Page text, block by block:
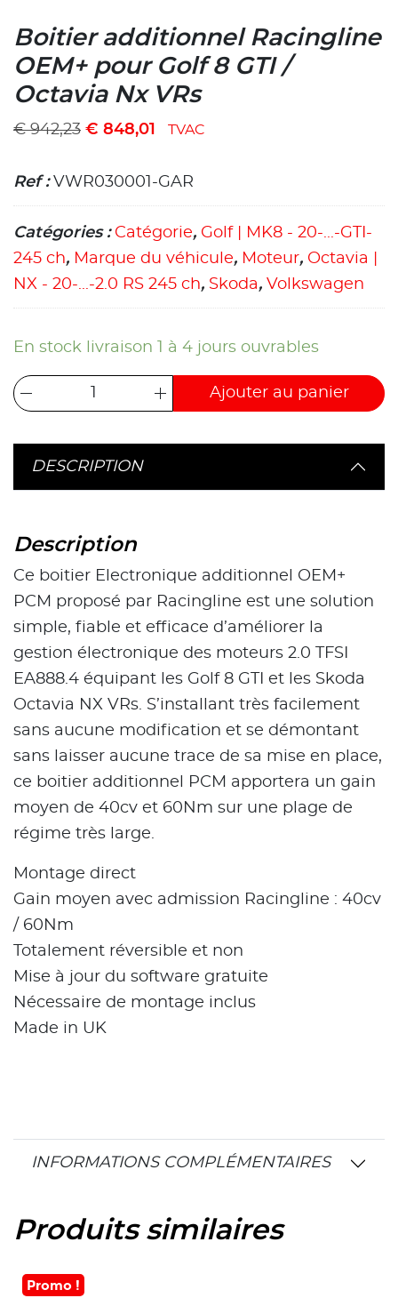
Boitier additionnel Racingline
OEM+ pour Golf 8 GTI /
Octavia Nx VRs
€942,23 € 848,01 TVAC
Ref :VWR030001-GAR
Catégories : Catégorie, Golf | MK8 - 20-...-GTI-
245 ch, Marque du véhicule, Moteur, Octavia |
NX - 20-...-2.0 RS 245 ch, Skoda, Volkswagen
En stock livraison 1 à 4 jours ouvrables
Ajouter au panier
DESCRIPTION
Description
Ce boitier Electronique additionnel OEM+
PCM proposé par Racingline est une solution
simple, fiable et efficace d’améliorer la
gestion électronique des moteurs 2.0 TFSI
EA888.4 équipant les Golf 8 GTI et les Skoda
Octavia NX VRs. S’installant très facilement
sans aucune modification et se démontant
sans laisser aucune trace de sa mise en place,
ce boitier additionnel PCM apportera un gain
moyen de 40cv et 60Nm sur une plage de
régime très large.
Montage direct
Gain moyen avec admission Racingline : 40cv
/ 60Nm
Totalement réversible et non
Mise à jour du software gratuite
Nécessaire de montage inclus
Made in UK
INFORMATIONS COMPLÉMENTAIRES
Produits similaires
Promo !